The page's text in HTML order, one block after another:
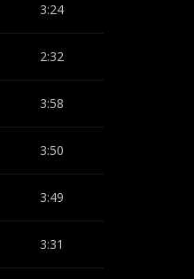
3:24
2:32
3:58
3:50
3:49
3:31